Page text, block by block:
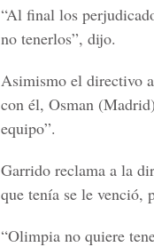
“Al final los
no tenerlos”, dijo.
Asimismo el directivo
con él, Osman
equipo”.
Garrido reclama a la
que tenía se le venció,
“Olimpia no quiere